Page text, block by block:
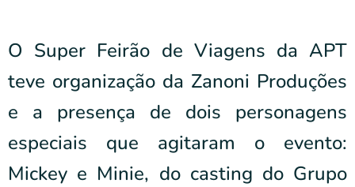
O Super Feirão de Viagens da APT
teve organização da Zanoni Produções
e a presença de dois personagens
especiais que agitaram o evento:
Mickey e Minie, do casting do Grupo